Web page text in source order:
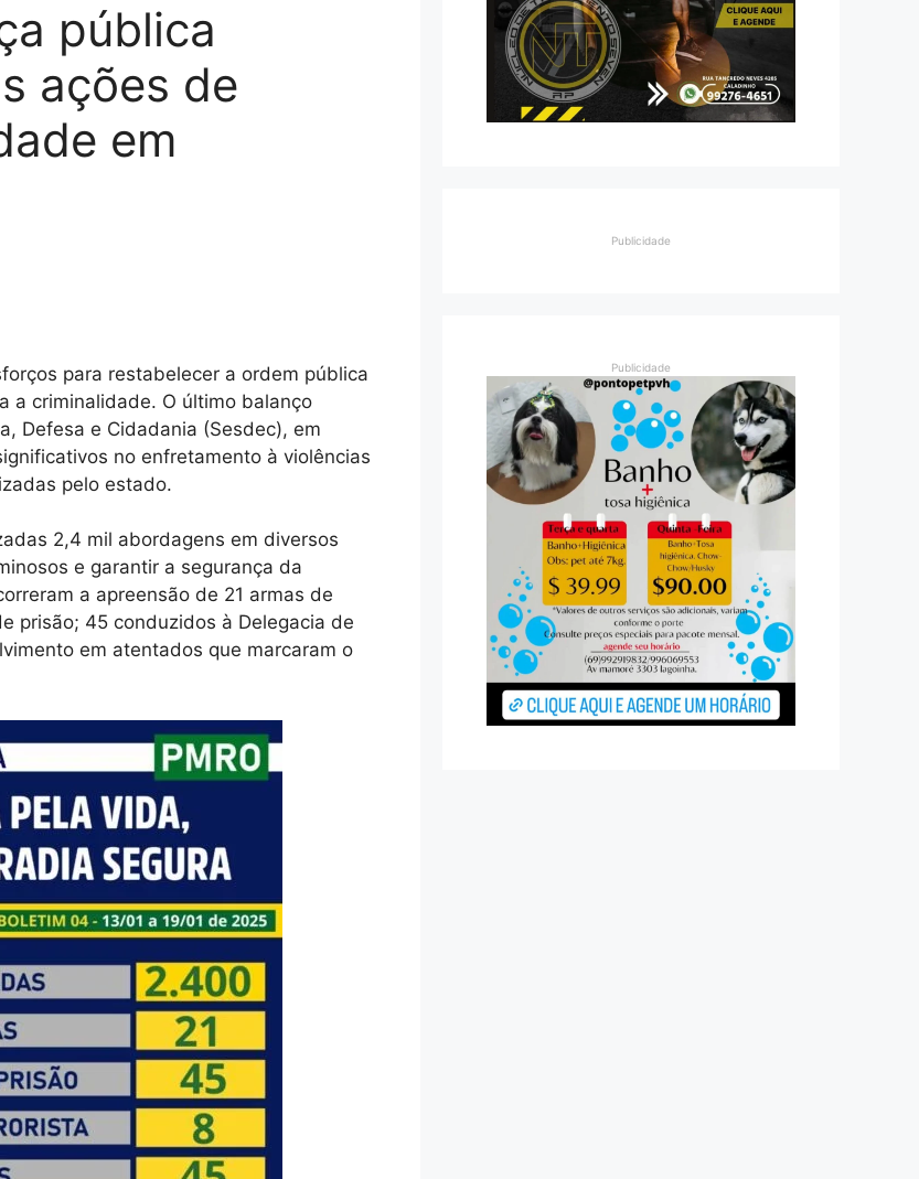
pública
ações de
em
para restabelecer a ordem pública
a criminalidade. O último balanço
Defesa e Cidadania (Sesdec), em
no enfretamento à violências
pelo estado.
2,4 mil abordagens em diversos
e garantir a segurança da
a apreensão de 21 armas de
prisão; 45 conduzidos à Delegacia de
em atentados que marcaram o
Publicidade
Publicidade